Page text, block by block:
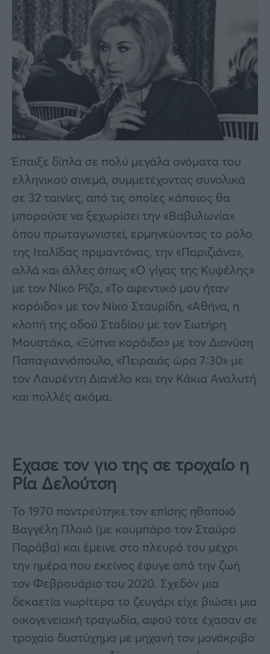
Έπαιξε δίπλα σε πολύ μεγάλα ονόματα του
ελληνικού σινεμά, συμμετέχοντας συνολικά
σε 32 ταινίες, από τις οποίες κάποιος θα
μπορούσε να ξεχωρίσει την «Βαβυλωνία»
όπου πρωταγωνιστεί, ερμηνεύοντας το ρόλο
της Ιταλίδας πριμαντόνας, την «Παριζιάνα»,
αλλά και άλλες όπως «Ο γίγας της Κυψέλης»
με τον Νίκο Ρίζο, «Το αφεντικό μου ήταν
κορόιδο» με τον Νίκο Σταυρίδη, «Αθήνα, η
κλοπή της οδού Σταδίου με τον Σωτήρη
Μουστάκα, «Ξύπνα κορόιδο» με τον Διονύση
Παπαγιαννόπουλο, «Πειραιάς ώρα 7:30» με
τον Λαυρέντη Διανέλο και την Κάκια Αναλυτή
και πολλές ακόμα.
Εχασε τον γιο της σε τροχαίο η
Ρία Δελούτση
Το 1970 παντρεύτηκε τον επίσης ηθοποιό
Βαγγέλη Πλοιό (με κουμπάρο τον Σταύρο
Παράβα) και έμεινε στο πλευρό του μέχρι
την ημέρα που εκείνος έφυγε από την ζωή
τον Φεβρουάριο του 2020. Σχεδόν μια
δεκαετία νωρίτερα το ζευγάρι είχε βιώσει μια
οικογενειακή τραγωδία, αφού τότε έχασαν σε
τροχαίο δυστύχημα με μηχανή τον μονάκριβο